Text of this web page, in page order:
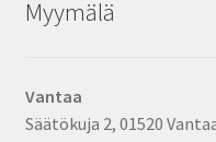
Myymälä
Vantaa
Säätökuja 2, 01520